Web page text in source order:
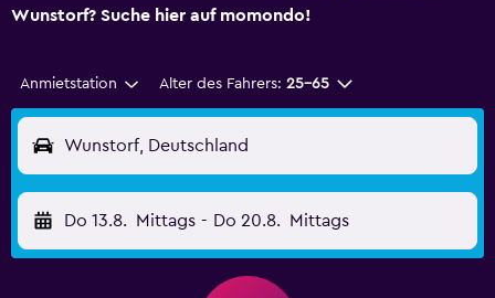
Wunstorf? Suche hier auf momondo!
Anmietstation Alter des Fahrers: 25-65
Wunstorf, Deutschland
Do 13.8. Mittags - Do 20.8. Mittags